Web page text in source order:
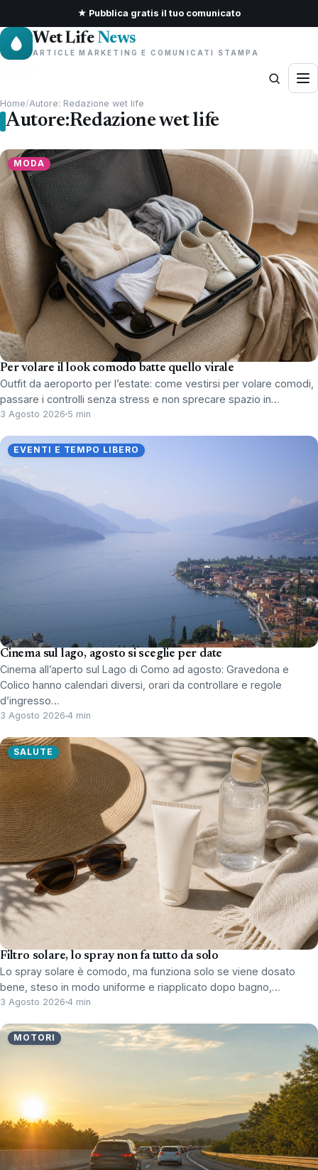
★ Pubblica gratis il tuo comunicato
Wet Life News
ARTICLE MARKETING E COMUNICATI STAMPA
Home/Autore: Redazione wet life
Autore:Redazione wet life
MODA
Per volare il look comodo batte quello virale
Outfit da aeroporto per l’estate: come vestirsi per volare comodi,
passare i controlli senza stress e non sprecare spazio in…
3 Agosto 2026 5 min
EVENTI E TEMPO LIBERO
Cinema sul lago, agosto si sceglie per date
Cinema all’aperto sul Lago di Como ad agosto: Gravedona e
Colico hanno calendari diversi, orari da controllare e regole
d’ingresso…
3 Agosto 2026 4 min
SALUTE
Filtro solare, lo spray non fa tutto da solo
Lo spray solare è comodo, ma funziona solo se viene dosato
bene, steso in modo uniforme e riapplicato dopo bagno,…
3 Agosto 2026 4 min
MOTORI